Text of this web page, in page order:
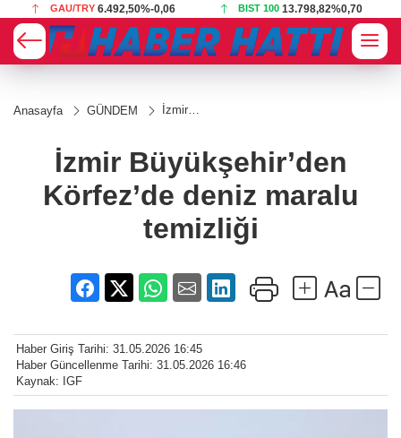
BIST 100 13.798,82%0,70 USD 47,5837%0,05
Anasayfa GÜNDEM
İzmir
deniz maralu
temizliği
İzmir Büyükşehir’den
Körfez’de deniz maralu
temizliği
Haber Giriş Tarihi: 31.05.2026 16:45
Haber Güncellenme Tarihi: 31.05.2026 16:46
Kaynak: IGF